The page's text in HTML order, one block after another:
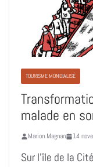
TOURISME MONDIALISÉ
malade en
Marion Magnan 14
Sur l’île de la